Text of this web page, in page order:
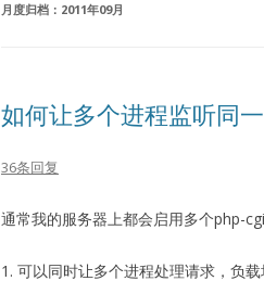
月度归档： 2011年09月
如何让多个进程监听同
36条回复
通常我的服务器上都会启用多个php-
1. 可以同时让多个进程处理请求，负载